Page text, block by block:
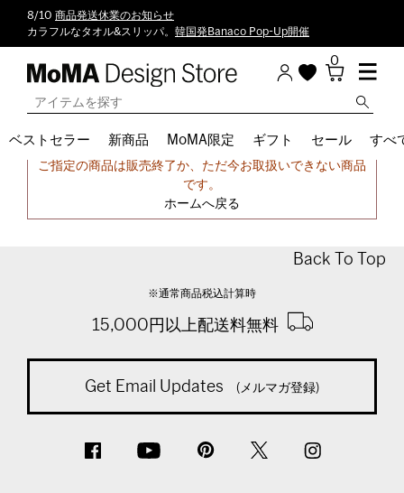
8/10 商品発送休業のお知らせ
カラフルなタオル&スリッパ。 韓国発Banaco Pop-Up開催
0
ベストセラー 新商品 MoMA限定 ギフト セール すべ
申し訳ございません。
ご指定の商品は販売終了か、ただ今お取扱いできない商品
です。
ホームへ戻る
Back To Top
※通常商品税込計算時
15,000円以上配送料無料
Get Email Updates (メルマガ登録)